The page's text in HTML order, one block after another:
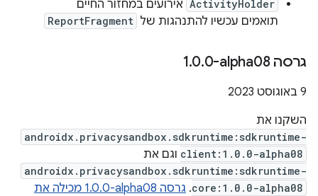
ActivityHolder אירועים במחזור החיים
תואמים עכשיו להתנהגות של ReportFragment
גרסה ‎1 .0.0-alpha08
‫9 באוגוסט 2023
השקנו את
androidx.privacysandbox.sdkruntime:sdkruntime-
client:1.0.0-alpha08 וגם את
androidx.privacysandbox.sdkruntime:sdkruntime-
core:1.0.0-alpha08
.
גרסה ‎1.0.0-alpha08 מכילה את